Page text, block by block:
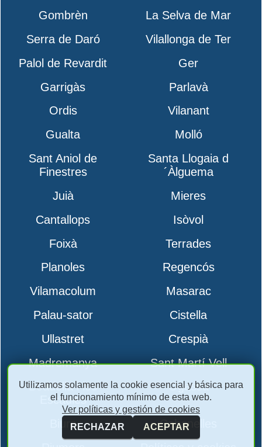
Gombrèn
La Selva de Mar
Serra de Daró
Vilallonga de Ter
Palol de Revardit
Ger
Garrigàs
Parlavà
Ordis
Vilanant
Gualta
Molló
Sant Aniol de
Finestres
Santa Llogaia d
´Àlguema
Juià
Mieres
Cantallops
Isòvol
Foixà
Terrades
Planoles
Regencós
Vilamacolum
Masarac
Palau-sator
Cistella
Ullastret
Crespià
Madremanya
Sant Martí Vell
Boadella i les
Escaules
Ogassa
Biure
Cabanelles
Utilizamos solamente la cookie esencial y básica para
el funcionamiento mínimo de esta web.
Ver políticas y gestión de cookies
RECHAZAR
ACEPTAR